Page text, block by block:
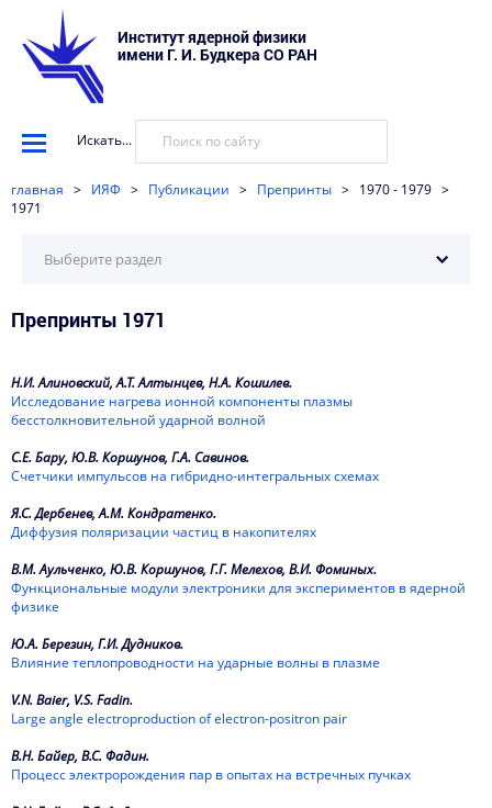
Институт ядерной физики
имени Г. И. Будкера СО РАН
Искать...
главная > ИЯФ > Публикации > Препринты > 1970 - 1979 >
1971
2026
2024
2022
2021
2020
2019
2018
2017
2016
2015
Выберите раздел
Препринты 1971
Н.И. Алиновский, А.Т. Алтынцев, Н.А. Кошилев.
Исследование нагрева ионной компоненты плазмы
бесстолкновительной ударной волной
С.Е. Бару, Ю.В. Коршунов, Г.А. Савинов.
Счетчики импульсов на гибридно-интегральных схемах
Я.С. Дербенев, А.М. Кондратенко.
Диффузия поляризации частиц в накопителях
В.М. Аульченко, Ю.В. Коршунов, Г.Г. Мелехов, В.И. Фоминых.
Функциональные модули электроники для экспериментов в ядерной
физике
Ю.А. Березин, Г.И. Дудников.
Влияние теплопроводности на ударные волны в плазме
V.N. Baier, V.S. Fadin.
Large angle electroproduction of electron-positron pair
В.Н. Байер, В.С. Фадин.
Процесс электророждения пар в опытах на встречных пучках